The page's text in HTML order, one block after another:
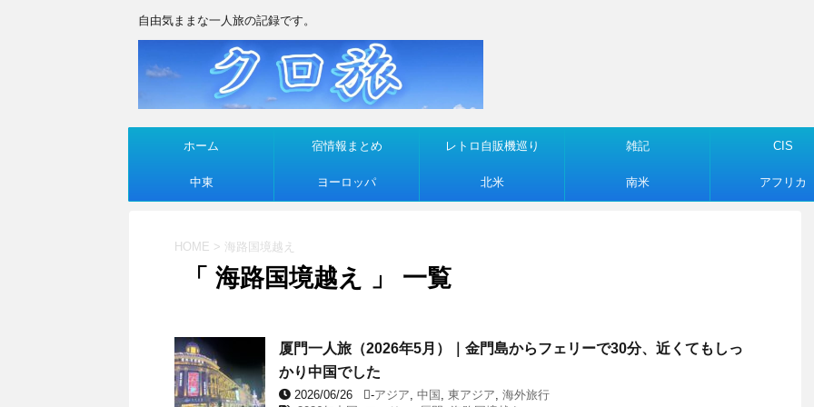
自由気ままな一人旅の記録です。
ホーム 宿情報まとめ レトロ自販機巡り 雑記 CIS
中東 ヨーロッパ 北米 南米 アフリカ
HOME > 海路国境越え
「 海路国境越え 」 一覧
厦門一人旅（2026年5月）｜金門島からフェリーで30分、近くてもしっ
かり中国でした
2026/06/26 -アジア, 中国 , 東アジア, 海外旅行